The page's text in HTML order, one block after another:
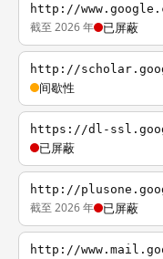
http://
截至 2026 年 已屏蔽
http://
间歇性
https://dl-
已屏蔽
http://
截至 2026 年 已屏蔽
http://